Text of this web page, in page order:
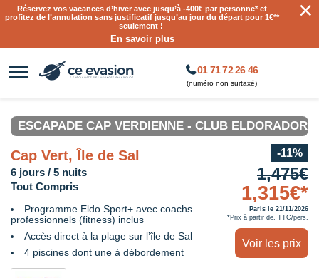
Réservez vos vacances d’hiver avec jusqu’à-400€ par personne* et
profitez de l’annulation sans justificatif jusqu’au jour du départ pour 1€**
seulement !
En savoir plus
×
01 71 72 26 46
(numéro non surtaxé)
ESCAPADE CAP VERDIENNE - CLUB ELDORADOR
Cap Vert, Île de Sal
6 jours / 5 nuits
Tout Compris
Programme Eldo Sport+ avec coachs
professionnels (fitness) inclus
Accès direct à la plage sur l’île de Sal
4 piscines dont une à débordement
-11%
1,475€
1,315€*
Paris le 21/11/2026
*Prix à partir de, TTC/pers.
Voir les prix